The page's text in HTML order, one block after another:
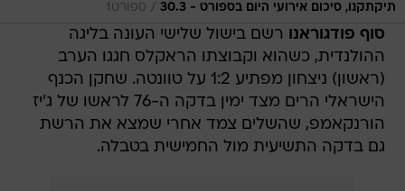
תיקתקנו, סיכום אירועי היום בספורט - 30.3 / ספורט1
סוף פודגוראנו רשם בישול שלישי העונה בליגה
ההולנדית, כשהוא וקבוצתו הראקלס חגגו הערב
(ראשון) ניצחון מפתיע 1:2 על טוונטה. שחקן הכנף
הישראלי הרים מצד ימין בדקה ה-76 לראשו של ג'יז
הורנקאמפ, שהשלים צמד אחרי שמצא את הרשת
גם בדקה התשיעית מול החמישית בטבלה.